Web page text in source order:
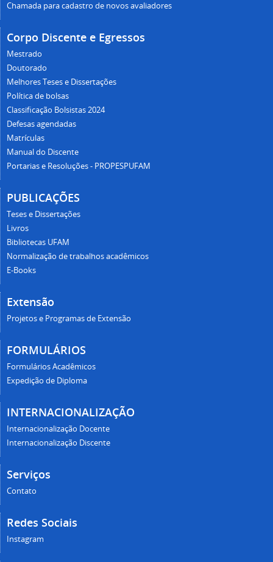
Chamada para cadastro de novos avaliadores
Corpo Discente e Egressos
Mestrado
Doutorado
Melhores Teses e Dissertações
Política de bolsas
Classificação Bolsistas 2024
Defesas agendadas
Matrículas
Manual do Discente
Portarias e Resoluções - PROPESPUFAM
PUBLICAÇÕES
Teses e Dissertações
Livros
Bibliotecas UFAM
Normalização de trabalhos acadêmicos
E-Books
Extensão
Projetos e Programas de Extensão
FORMULÁRIOS
Formulários Acadêmicos
Expedição de Diploma
INTERNACIONALIZAÇÃO
Internacionalização Docente
Internacionalização Discente
Serviços
Contato
Redes Sociais
Instagram